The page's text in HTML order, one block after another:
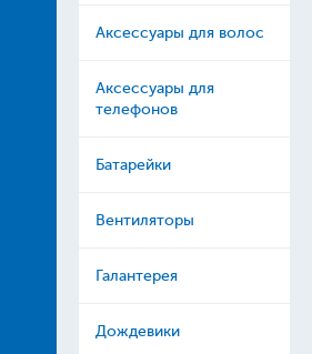
Аксессуары для волос
Аксессуары для
телефонов
Батарейки
Вентиляторы
Галантерея
Дождевики